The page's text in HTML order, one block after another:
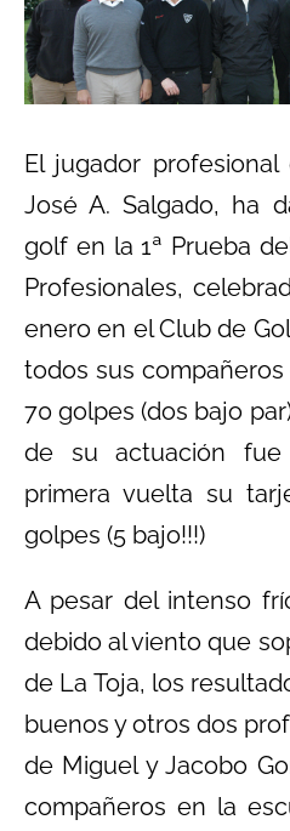
El jugador profesional
José A. Salgado, ha
golf en la 1ª Prueba
Profesionales,
enero en el Club de
todos sus
70 golpes (dos bajo
de su actuación
primera vuelta su
golpes (5 bajo!!!)
A pesar del intenso
debido al viento que
de La Toja, los
buenos y otros dos
de Miguel y Jacobo
compañeros en la